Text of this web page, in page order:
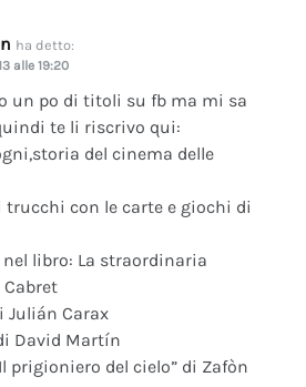
ha detto:
alle 19:20
un po di titoli su fb ma mi sa
te li riscrivo qui:
del cinema delle
trucchi con le carte e giochi di
libro: La straordinaria
Julián Carax
David Martín
del cielo” di Zafòn